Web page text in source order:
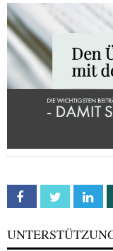
Facebook Twitter